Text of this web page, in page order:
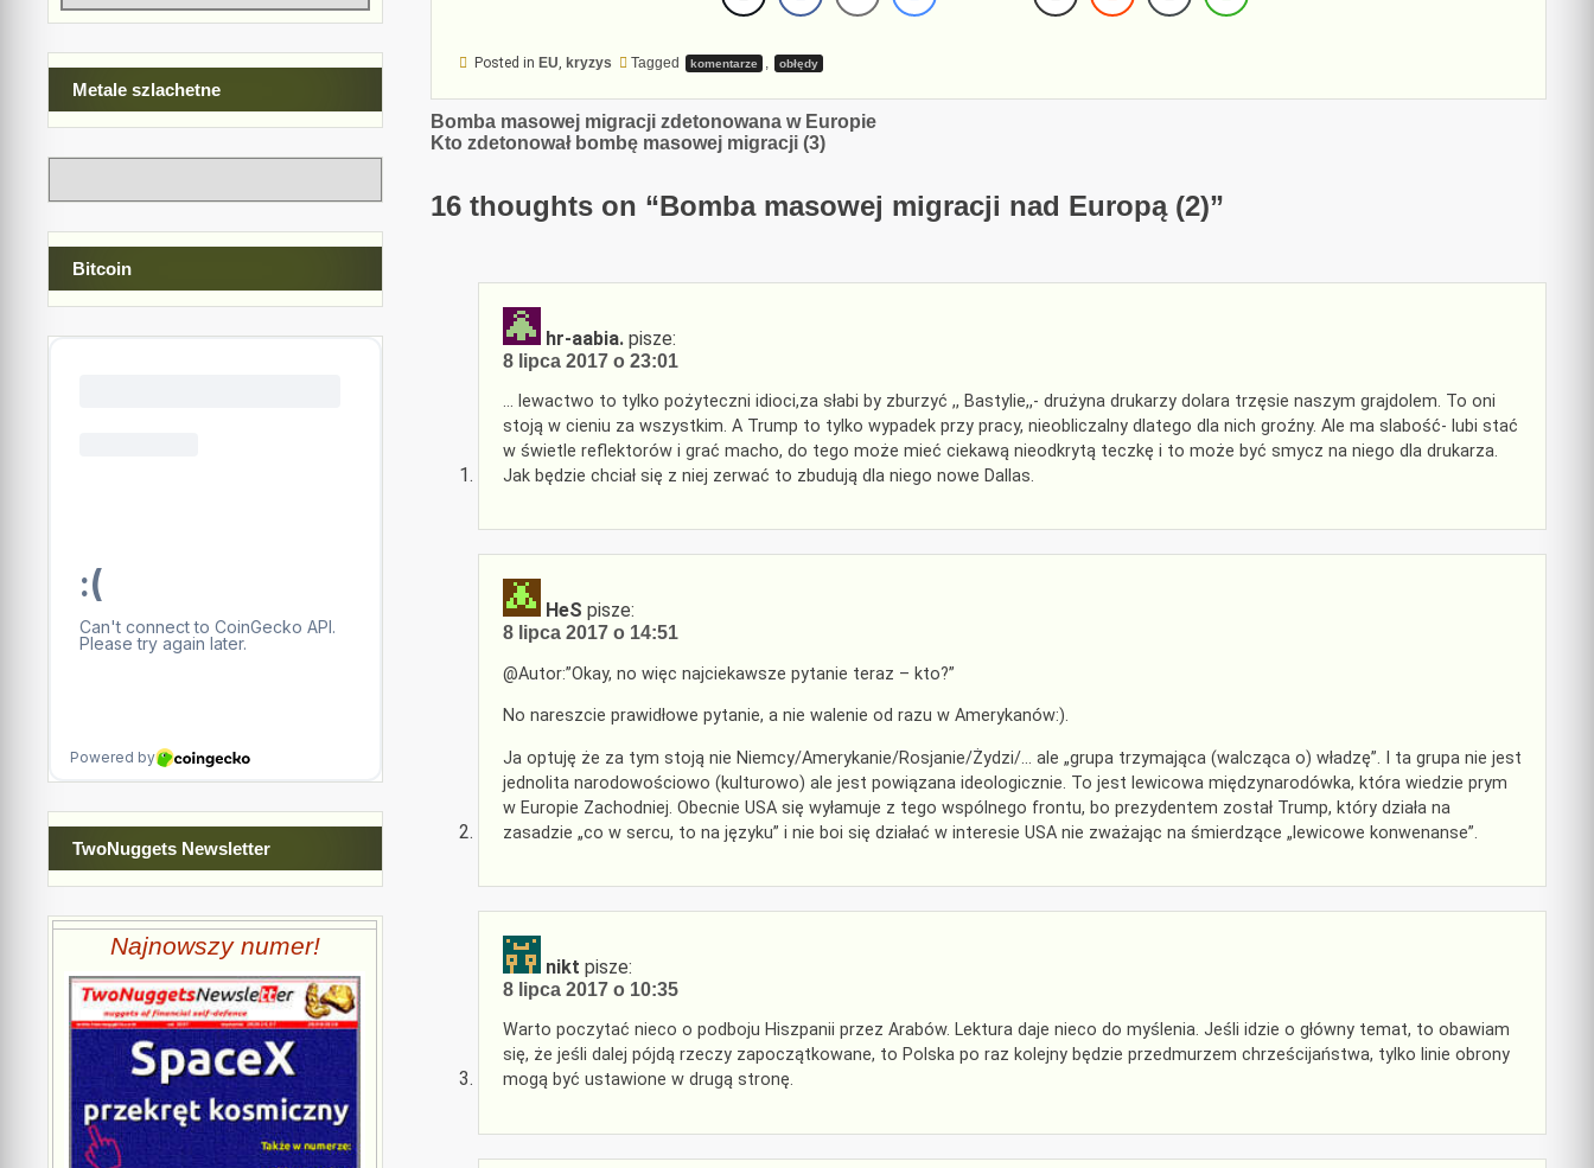
Posted in EU, kryzys Tagged komentarze , obłędy
Nawigacja
wpisu
Bomba masowej migracji zdetonowana w Europie
Kto zdetonował bombę masowej migracji (3)
16 thoughts on “Bomba masowej migracji nad Europą (2)”
hr-aabia. pisze:
8 lipca 2017 o 23:01
… lewactwo to tylko pożyteczni idioci,za słabi by zburzyć ,, Bastylie,,- drużyna drukarzy dolara trzęsie naszym grajdolem. To oni
stoją w cieniu za wszystkim. A Trump to tylko wypadek przy pracy, nieobliczalny dlatego dla nich groźny. Ale ma slabość- lubi stać
w świetle reflektorów i grać macho, do tego może mieć ciekawą nieodkrytą teczkę i to może być smycz na niego dla drukarza.
Jak będzie chciał się z niej zerwać to zbudują dla niego nowe Dallas.
HeS pisze:
8 lipca 2017 o 14:51
@Autor:”Okay, no więc najciekawsze pytanie teraz – kto?”
No nareszcie prawidłowe pytanie, a nie walenie od razu w Amerykanów:).
Ja optuję że za tym stoją nie Niemcy/Amerykanie/Rosjanie/Żydzi/… ale „grupa trzymająca (walcząca o) władzę”. I ta grupa nie jest
jednolita narodowościowo (kulturowo) ale jest powiązana ideologicznie. To jest lewicowa międzynarodówka, która wiedzie prym
w Europie Zachodniej. Obecnie USA się wyłamuje z tego wspólnego frontu, bo prezydentem został Trump, który działa na
zasadzie „co w sercu, to na języku” i nie boi się działać w interesie USA nie zważając na śmierdzące „lewicowe konwenanse”.
nikt pisze:
8 lipca 2017 o 10:35
Warto poczytać nieco o podboju Hiszpanii przez Arabów. Lektura daje nieco do myślenia. Jeśli idzie o główny temat, to obawiam
się, że jeśli dalej pójdą rzeczy zapoczątkowane, to Polska po raz kolejny będzie przedmurzem chrześcijaństwa, tylko linie obrony
mogą być ustawione w drugą stronę.
Metale szlachetne
Bitcoin
TwoNuggets Newsletter
Najnowszy numer!